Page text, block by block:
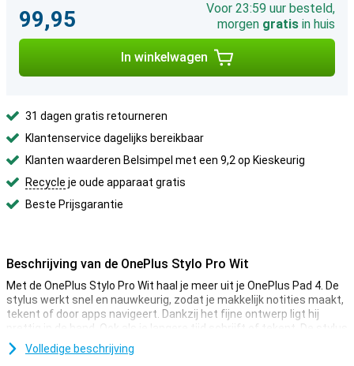
99,95
Voor 23:59 uur besteld,
morgen gratis in huis
In winkelwagen
31 dagen gratis retourneren
Klantenservice dagelijks bereikbaar
Klanten waarderen Belsimpel met een 9,2 op Kieskeurig
Recycle je oude apparaat gratis
Beste Prijsgarantie
Beschrijving van de OnePlus Stylo Pro Wit
Met de OnePlus Stylo Pro Wit haal je meer uit je OnePlus Pad 4. De
stylus werkt snel en nauwkeurig, zodat je makkelijk notities maakt,
tekent of door apps navigeert. Dankzij het fijne ontwerp ligt hij
prettig in de hand. Ook als je langere tijd schrijft of tekent. De stylus
ondersteunt maar liefst 16.000 drukniveaus. Daardoor bepaalt de
druk van je hand hoe dik of dun een lijn wordt. Zo voelt schrijven en
Volledige beschrijving